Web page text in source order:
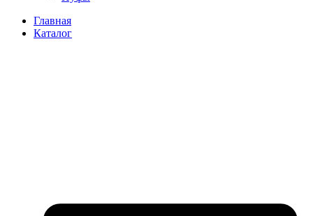
Главная
Каталог